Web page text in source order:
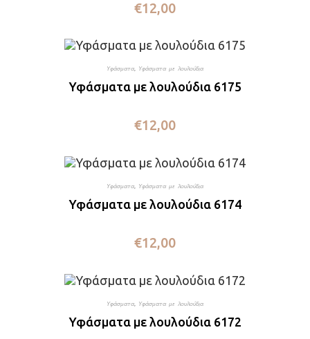
€12,00
Υφάσματα, Υφάσματα με λουλούδια
Υφάσματα με λουλούδια 6175
€12,00
Υφάσματα Υφάσματα με λουλούδια
Υφάσματα με λουλούδια 6174
€12,00
Υφάσματα Υφάσματα με λουλούδια
Υφάσματα με λουλούδια 6172